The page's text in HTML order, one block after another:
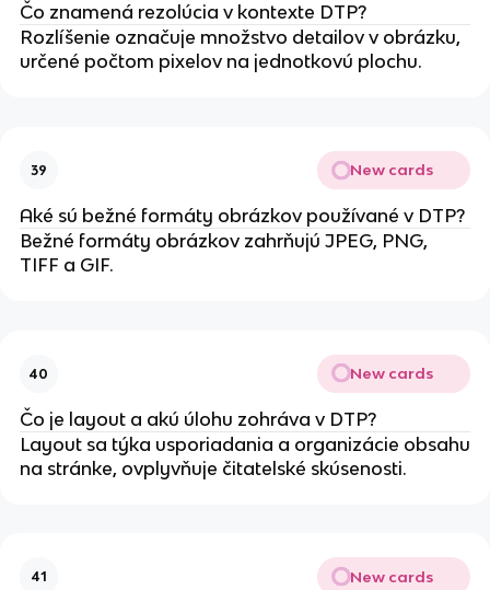
Čo znamená rezolúcia v kontexte DTP?
Rozlíšenie označuje množstvo detailov v obrázku,
určené počtom pixelov na jednotkovú plochu.
39 New cards
Aké sú bežné formáty obrázkov používané v DTP?
Bežné formáty obrázkov zahrňujú JPEG, PNG,
TIFF a GIF.
40 New cards
Čo je layout a akú úlohu zohráva v DTP?
Layout sa týka usporiadania a organizácie obsahu
na stránke, ovplyvňuje čitatelské skúsenosti.
41 New cards